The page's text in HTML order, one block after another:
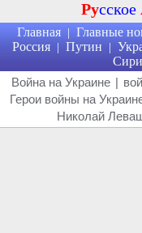
Русское
Главная | Главные
Россия | Путин |
Война на Украине |
Герои войны на
Николай